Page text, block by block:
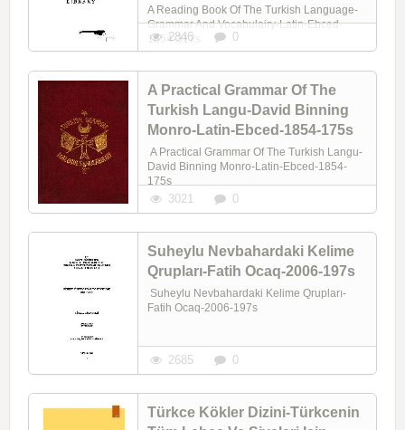
A Reading Book Of The Turkish Language-
Grammar And Vocabulairy-Latin-Ebced-
1854-317s
2846 0
A Practical Grammar Of The
Turkish Langu-David Binning
Monro-Latin-Ebced-1854-175s
A Practical Grammar Of The Turkish Langu-
David Binning Monro-Latin-Ebced-1854-
175s
3021 0
Suheylu Nevbahardaki Kelime
Qrupları-Fatih Ocaq-2006-197s
Suheylu Nevbahardaki Kelime Qrupları-
Fatih Ocaq-2006-197s
2685 0
Türkce Kökler Dizini-Türkcenin